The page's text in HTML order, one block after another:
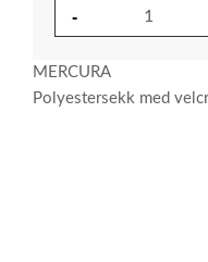
MERCURA
Polyestersekk med